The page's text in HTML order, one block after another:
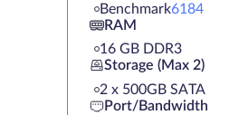
Benchmark6184
RAM
16 GB DDR3
Storage (Max 2)
2 х 500GB SATA
Port/Bandwidth